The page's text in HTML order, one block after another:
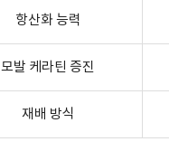
항산화 능력
모발 케라틴 증진
재배 방식